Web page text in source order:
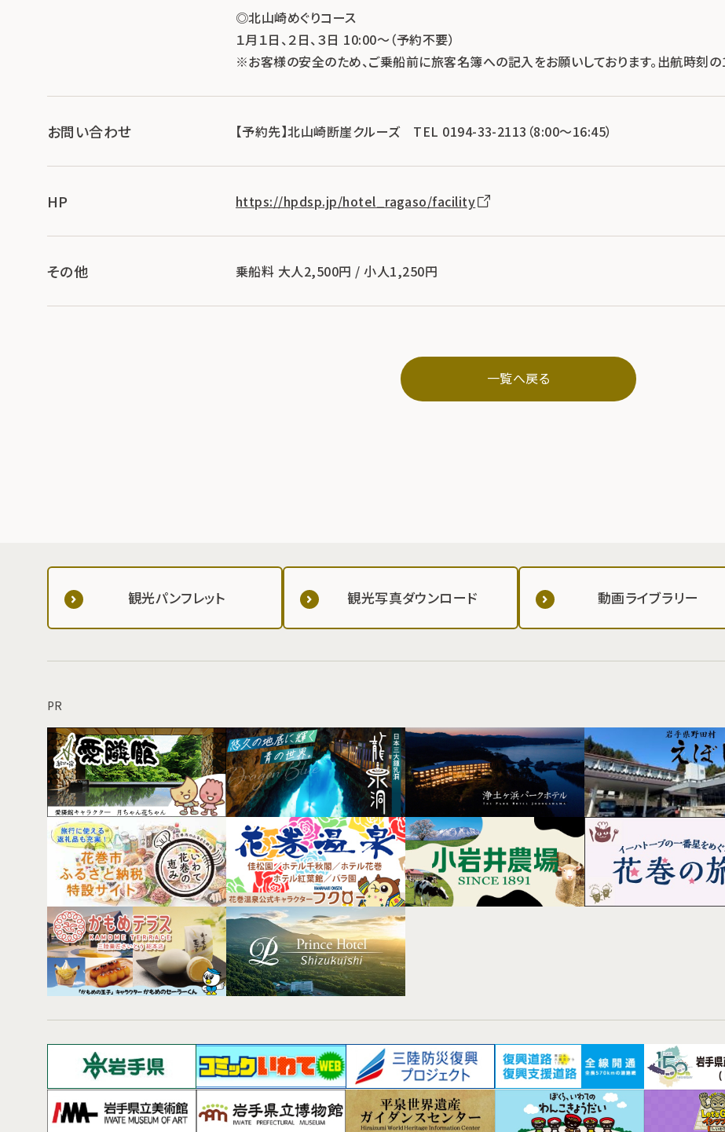
◎北山崎めぐりコース
１月１日、２日、３日 10:00～（予約不要）
※お客様の安全のため、ご乗船前に旅客名簿への記入をお願いしております。出航時刻の
お問い合わせ 【予約先】北山崎断崖クルーズ TEL 0194-33-2113（8:00～16:45）
HP https://hpdsp.jp/hotel_ragaso/facility
その他 乗船料 大人2,500円 / 小人1,250円
一覧へ戻る
観光パンフレット 観光写真ダウンロード 動画ライブラリー
PR